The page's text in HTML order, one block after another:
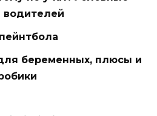
водителей
беременных, плюсы и